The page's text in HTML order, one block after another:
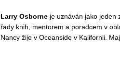
Larry Osborne je uznáván jako jeden
řady knih, mentorem a poradcem v
Nancy žije v Oceanside v Kalifornii.